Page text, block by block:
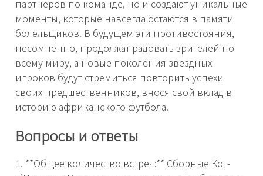
партнеров по команде, но и создают уникальные
моменты, которые навсегда остаются в памяти
болельщиков. В будущем эти противостояния,
несомненно, продолжат радовать зрителей по
всему миру, а новые поколения звездных
игроков будут стремиться повторить успехи
своих предшественников, внося свой вклад в
историю африканского футбола.
Вопросы и ответы
1. **Общее количество встреч:** Сборные Кот-